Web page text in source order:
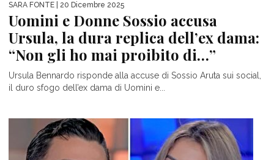
SARA FONTE | 20 Dicembre 2025
Uomini e Donne Sossio accusa
Ursula, la dura replica dell’ex dama:
“Non gli ho mai proibito di…”
Ursula Bennardo risponde alla accuse di Sossio Aruta sui social,
il duro sfogo dell’ex dama di Uomini e...